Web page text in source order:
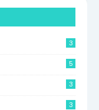
3
5
3
3